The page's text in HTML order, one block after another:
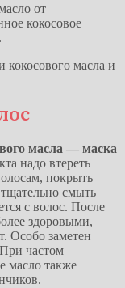
от
кокосовое
масла и
масла — маска
надо втереть
покрыть
смыть
с волос. После
здоровыми,
Особо заметен
частом
масло также